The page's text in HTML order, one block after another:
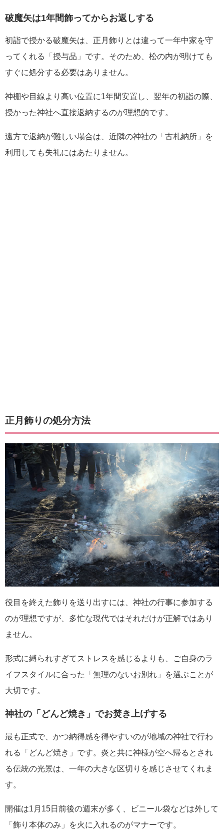
破魔矢は1年間飾ってからお返しする
初詣で授かる破魔矢は、正月飾りとは違って一年中家を守
ってくれる「授与品」です。そのため、松の内が明けても
すぐに処分する必要はありません。
神棚や目線より高い位置に1年間安置し、翌年の初詣の際、
授かった神社へ直接返納するのが理想的です。
遠方で返納が難しい場合は、近隣の神社の「古札納所」を
利用しても失礼にはあたりません。
正月飾りの処分方法
役目を終えた飾りを送り出すには、神社の行事に参加する
のが理想ですが、多忙な現代ではそれだけが正解ではあり
ません。
形式に縛られすぎてストレスを感じるよりも、ご自身のラ
イフスタイルに合った「無理のないお別れ」を選ぶことが
大切です。
神社の「どんど焼き」でお焚き上げする
最も正式で、かつ納得感を得やすいのが地域の神社で行わ
れる「どんど焼き」です。炎と共に神様が空へ帰るとされ
る伝統の光景は、一年の大きな区切りを感じさせてくれま
す。
開催は1月15日前後の週末が多く、ビニール袋などは外して
「飾り本体のみ」を火に入れるのがマナーです。